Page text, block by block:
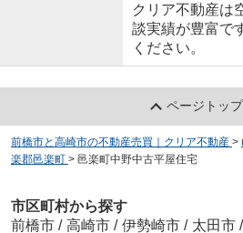
クリア不動産は
談実績が豊富で
ください。
ページトッ
前橋市と高崎市の不動産売買｜クリア不動産 >
楽郡邑楽町 > 邑楽町中野中古平屋住宅
市区町村から探す
前橋市 / 高崎市 / 伊勢崎市 / 太田市 /